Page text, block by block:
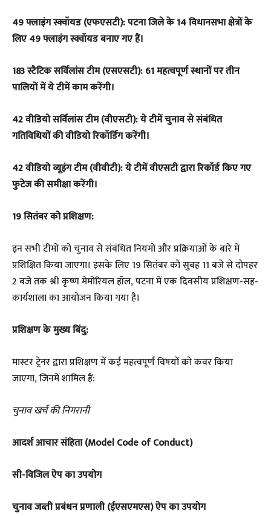
49 फ्लाइंग स्क्वॉयड (एफएसटी): पटना जिले के 14 विधानसभा क्षेत्रों के
लिए 49 फ्लाइंग स्क्वॉयड बनाए गए हैं।
183 स्टैटिक सर्विलांस टीम (एसएसटी): 61 महत्वपूर्ण स्थानों पर तीन
पालियों में ये टीमें काम करेंगी।
42 वीडियो सर्विलांस टीम (वीएसटी): ये टीमें चुनाव से संबंधित
गतिविधियों की वीडियो रिकॉर्डिंग करेंगी।
42 वीडियो व्यूइंग टीम (वीवीटी): ये टीमें वीएसटी द्वारा रिकॉर्ड किए गए
फुटेज की समीक्षा करेंगी।
19 सितंबर को प्रशिक्षण:
इन सभी टीमों को चुनाव से संबंधित नियमों और प्रक्रियाओं के बारे में
प्रशिक्षित किया जाएगा। इसके लिए 19 सितंबर को सुबह 11 बजे से दोपहर
2 बजे तक श्री कृष्ण मेमोरियल हॉल, पटना में एक दिवसीय प्रशिक्षण-सह-
कार्यशाला का आयोजन किया गया है।
प्रशिक्षण के मुख्य बिंदु:
मास्टर ट्रेनर द्वारा प्रशिक्षण में कई महत्वपूर्ण विषयों को कवर किया
जाएगा, जिनमें शामिल हैं:
चुनाव खर्च की निगरानी
आदर्श आचार संहिता (Model Code of Conduct)
सी-विजिल ऐप का उपयोग
चुनाव जब्ती प्रबंधन प्रणाली (ईएसएमएस) ऐप का उपयोग